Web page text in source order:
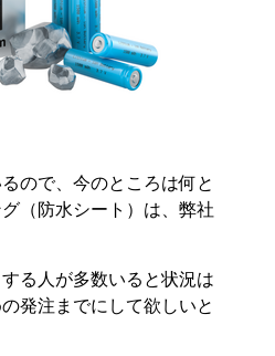
ので、今のところは何と
（防水シート）は、弊社
る人が多数いると状況は
発注までにして欲しいと